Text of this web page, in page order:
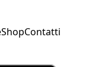
ShopContatti